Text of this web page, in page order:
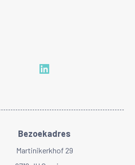
Bezoekadres
Martinikerkhof 29